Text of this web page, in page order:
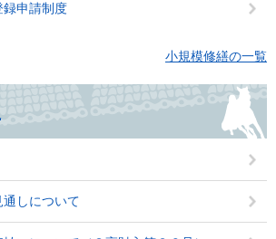
録申請制度
小規模修繕の一覧
しについて